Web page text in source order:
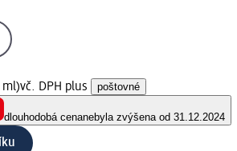
ml)vč. DPH plus poštovné
dlouhodobá cenanebyla zvýšena od 31.12.2024